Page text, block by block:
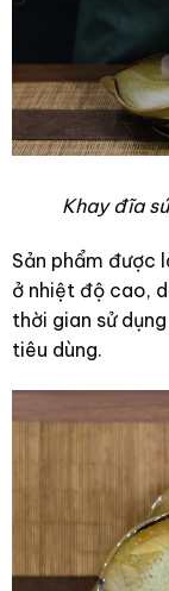
Khay đĩa
Sản phẩm được
ở nhiệt độ cao,
thời gian sử
tiêu dùng.